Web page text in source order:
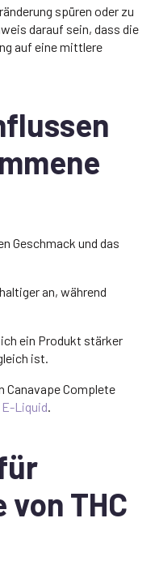
spüren oder zu
darauf sein, dass die
auf eine mittlere
Geschmack und das
an, während
ein Produkt stärker
ist.
Canavape Complete
E-Liquid.
von THC